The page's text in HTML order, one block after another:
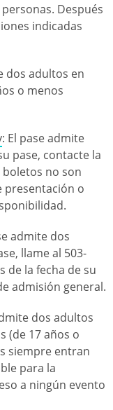
Después
indicadas
dos adultos en
o menos
: El pase admite
pase, contacte la
no son
presentación o
admite dos
llame al 503-
de la fecha de su
admisión general.
dos adultos
(de 17 años o
siempre entran
para la
a ningún evento